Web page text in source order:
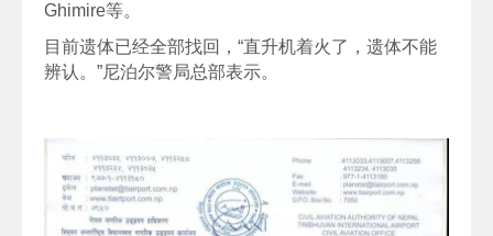
Ghimire等。
目前遗体已经全部找回，“直升机着火了，遗体不能
辨认。”尼泊尔警局总部表示。